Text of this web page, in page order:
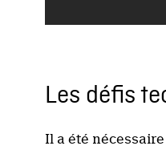
Les défis
Il a été